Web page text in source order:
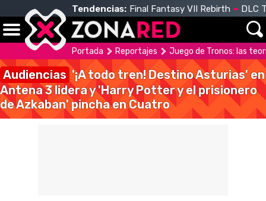
Tendencias: Final Fantasy VII Rebirth DLC
Portada Reportajes Juego de Tronos: las
Audiencias '¡A todo tren! Destino Asturias' en
Antena 3 lidera y 'Harry Potter y el prisionero
de Azkaban' pincha en Cuatro